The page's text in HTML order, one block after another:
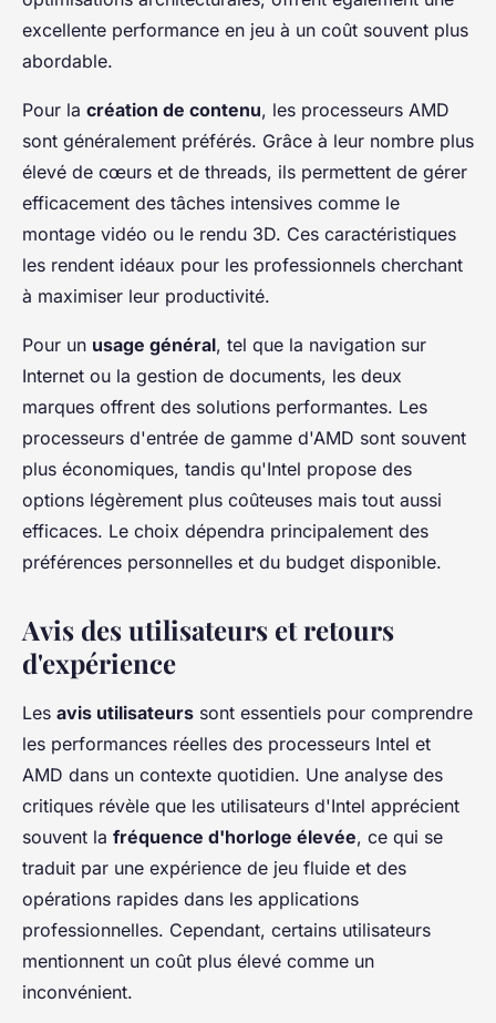
excellente performance en jeu à un coût souvent plus
abordable.
Pour la création de contenu, les processeurs AMD
sont généralement préférés. Grâce à leur nombre plus
élevé de cœurs et de threads, ils permettent de gérer
efficacement des tâches intensives comme le
montage vidéo ou le rendu 3D. Ces caractéristiques
les rendent idéaux pour les professionnels cherchant
à maximiser leur productivité.
Pour un usage général, tel que la navigation sur
Internet ou la gestion de documents, les deux
marques offrent des solutions performantes. Les
processeurs d'entrée de gamme d'AMD sont souvent
plus économiques, tandis qu'Intel propose des
options légèrement plus coûteuses mais tout aussi
efficaces. Le choix dépendra principalement des
préférences personnelles et du budget disponible.
Avis des utilisateurs et retours
d'expérience
Les avis utilisateurs sont essentiels pour comprendre
les performances réelles des processeurs Intel et
AMD dans un contexte quotidien. Une analyse des
critiques révèle que les utilisateurs d'Intel apprécient
souvent la fréquence d'horloge élevée, ce qui se
traduit par une expérience de jeu fluide et des
opérations rapides dans les applications
professionnelles. Cependant, certains utilisateurs
mentionnent un coût plus élevé comme un
inconvénient.